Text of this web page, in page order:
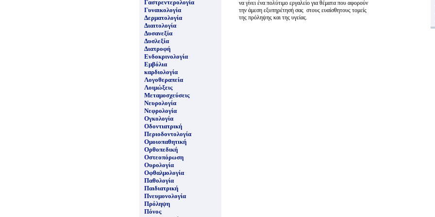
Γαστρεντερολογία
Γυναικολογία
Δερματολογία
Διαιτολογία
Δυσανεξία
Δυσλεξία
Διατροφή
Ενδοκρινολογία
Εμβόλια
καρδιολογία
Λογοθεραπεία
Λοιμώξεις
Μεταμοσχεύσεις
Νευρολογία
Νεφρολογία
Ογκολογία
Οδοντιατρική
Περιοδοντολογία
Ομοιοπαθητική
Ορθοπεδική
Οστεοπόρωση
Ουρολογία
Οφθαλμολογία
Παθολογία
Παιδιατρική
Πνευμονολογία
Πρόληψη
Πόνος
να γίνει ένα πολύτιμο εργαλείο για θέματα που αφορούν
την άμεση εξυπηρέτησή σας στους ευαίσθητους τομείς
της πρόληψης και της υγείας.